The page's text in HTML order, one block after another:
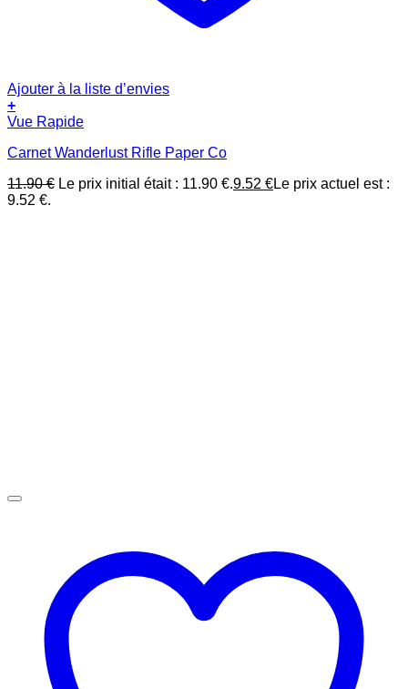
Ajouter à la liste d’envies
+
Vue Rapide
Carnet Wanderlust Rifle Paper Co
11.90€ Le prix initial était : 11.90 €.9.52 €Le prix actuel est :
9.52 €.